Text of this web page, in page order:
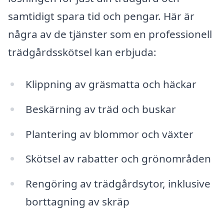
samtidigt spara tid och pengar. Här är
några av de tjänster som en professionell
trädgårdsskötsel kan erbjuda:
Klippning av gräsmatta och häckar
Beskärning av träd och buskar
Plantering av blommor och växter
Skötsel av rabatter och grönområden
Rengöring av trädgårdsytor, inklusive
borttagning av skräp